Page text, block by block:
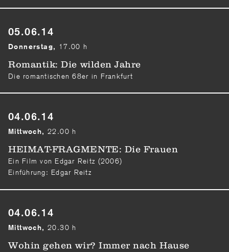
05.06.14
Donnerstag, 17.00 h
Romantik: Die wilden Jahre
Die romantischen 68er in Frankfurt
04.06.14
Mittwoch,22.00 h
HEIMAT-FRAGMENTE: Die Frauen
Ein Film von Edgar Reitz (2006)
Einführung: Edgar Reitz
04.06.14
Mittwoch,20.30 h
Wohin gehen wir? Immer nach Hause